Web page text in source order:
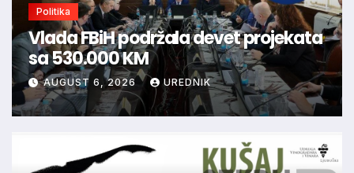
Politika
Vlada FBiH podržala devet projekata
sa 530.000 KM
AUGUST 6, 2026 UREDNIK